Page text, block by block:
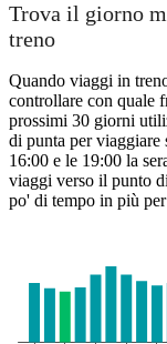
Trova il giorno
treno
Quando viaggi in
controllare con quale
prossimi 30 giorni
di punta per viaggiare
16:00 e le 19:00 la
viaggi verso il punto
po' di tempo in più